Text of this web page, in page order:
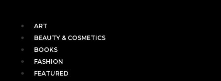
ART
BEAUTY & COSMETICS
BOOKS
FASHION
FEATURED